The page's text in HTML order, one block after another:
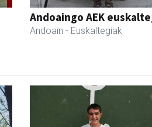
Andoaingo AEK
Andoain - Euskaltegiak